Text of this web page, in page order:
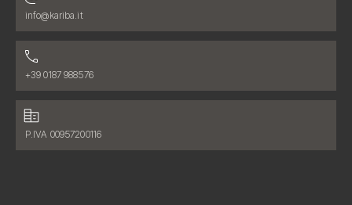
Indirizzo email:
info@kariba.it
Numero di telefono:
+39 0187 988576
Dati fiscali:
P.IVA 00957200116